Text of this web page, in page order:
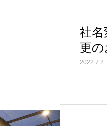
社名
更
2022.7.2